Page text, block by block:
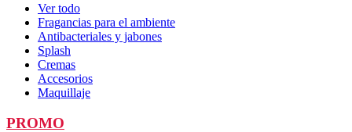
Ver todo
Fragancias para el ambiente
Antibacteriales y jabones
Splash
Cremas
Accesorios
Maquillaje
PROMO